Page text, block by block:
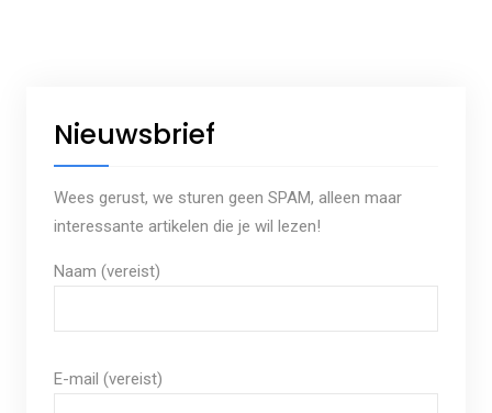
Nieuwsbrief
Wees gerust, we sturen geen SPAM, alleen maar
interessante artikelen die je wil lezen!
Naam (vereist)
E-mail (vereist)